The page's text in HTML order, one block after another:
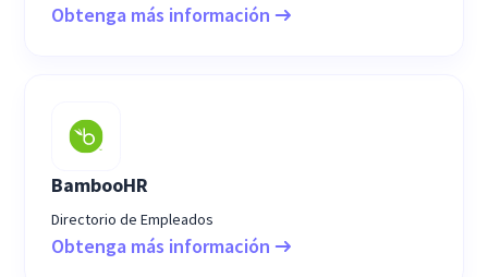
Obtenga más información
BambooHR
Directorio de Empleados
Obtenga más información